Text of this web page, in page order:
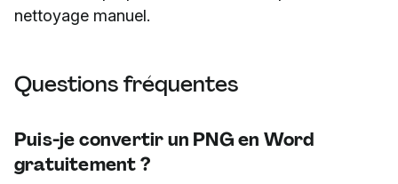
nettoyage manuel.
Questions fréquentes
Puis-je convertir un PNG en Word
gratuitement ?